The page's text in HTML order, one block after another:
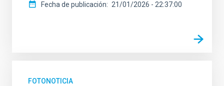
Fecha de publicación 21/01/2026 - 22:37:00
FOTONOTICIA